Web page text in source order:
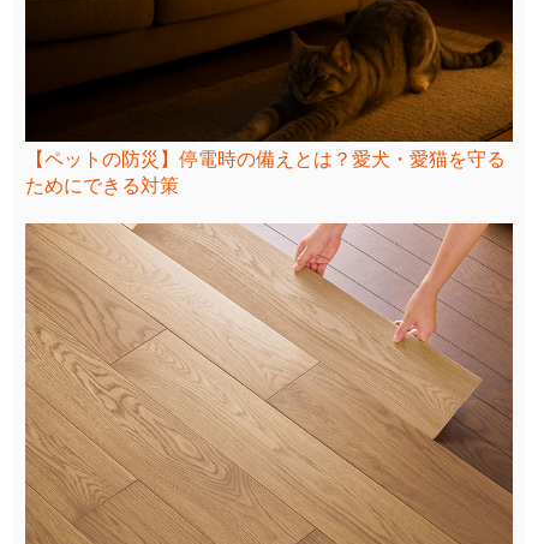
【ペットの防災】停電時の備えとは？愛犬・愛猫を守る
ためにできる対策